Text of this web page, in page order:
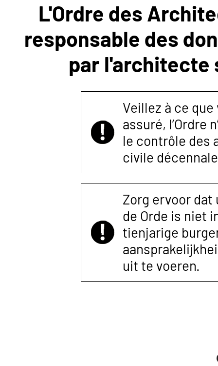
ANNEXE 4 CODT
CONTACTER
L'Ordre des
responsable des
par l'architecte
Veillez à ce
assuré, l’Ordre
le contrôle des
civile
Zorg ervoor
de Orde is niet
tienjarige
uit te voeren.